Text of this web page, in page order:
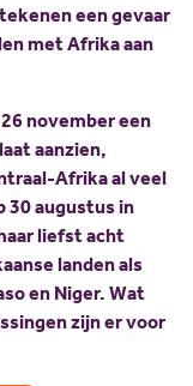
een gevaar
met Afrika aan
november een
aanzien,
Afrika al veel
30 augustus in
liefst acht
landen als
en Niger. Wat
zijn er voor